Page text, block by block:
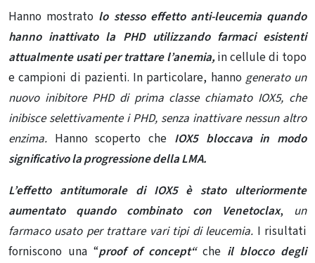
Hanno mostrato lo stesso effetto anti-leucemia quando
hanno inattivato la PHD utilizzando farmaci esistenti
attualmente usati per trattare l’anemia, in cellule di topo
e campioni di pazienti. In particolare, hanno generato un
nuovo inibitore PHD di prima classe chiamato IOX5, che
inibisce selettivamente i PHD, senza inattivare nessun altro
enzima. Hanno scoperto che IOX5 bloccava in modo
significativo la progressione della LMA.
L’effetto antitumorale di IOX5 è stato ulteriormente
aumentato quando combinato con Venetoclax, un
farmaco usato per trattare vari tipi di leucemia. I risultati
forniscono una “proof of concept“che il blocco degli